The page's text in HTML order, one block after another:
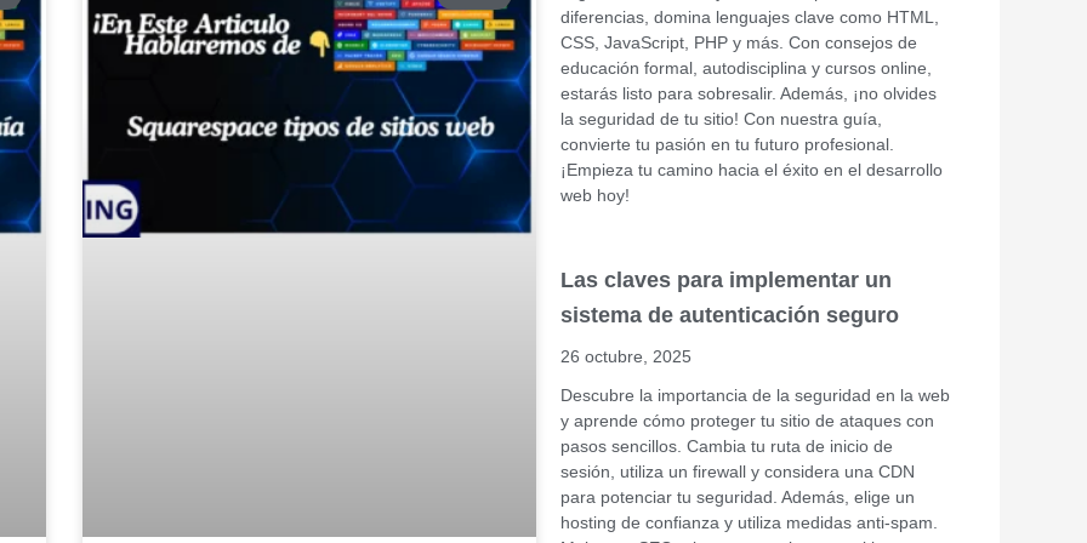
diferencias, domina lenguajes clave como HTML,
CSS, JavaScript, PHP y más. Con consejos de
educación formal, autodisciplina y cursos online,
estarás listo para sobresalir. Además, ¡no olvides
la seguridad de tu sitio! Con nuestra guía,
convierte tu pasión en tu futuro profesional.
¡Empieza tu camino hacia el éxito en el desarrollo
web hoy!
Las claves para implementar un
sistema de autenticación seguro
26 octubre, 2025
Descubre la importancia de la seguridad en la web
y aprende cómo proteger tu sitio de ataques con
pasos sencillos. Cambia tu ruta de inicio de
sesión, utiliza un firewall y considera una CDN
para potenciar tu seguridad. Además, elige un
hosting de confianza y utiliza medidas anti-spam.